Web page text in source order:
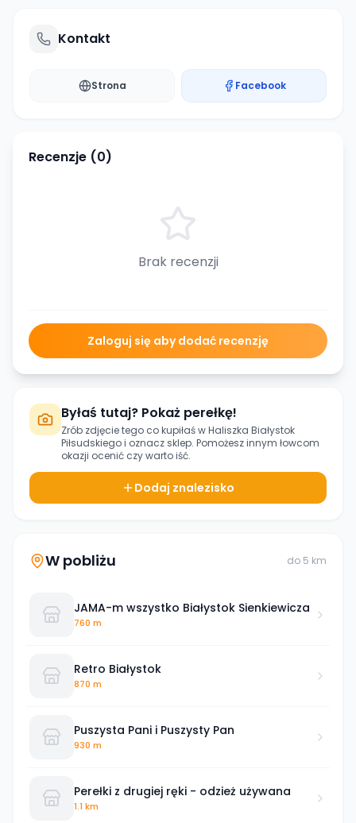
Kontakt
Strona Facebook
Recenzje (0)
Brak recenzji
Zaloguj się aby dodać recenzję
Byłaś tutaj? Pokaż perełkę!
Zrób zdjęcie tego co kupiłaś wHaliszka Białystok
Piłsudskiegoi oznacz sklep. Pomożesz innym łowcom
okazji ocenić czy warto iść.
Dodaj znalezisko
W pobliżu do 5 km
JAMA-m wszystko Białystok Sienkiewicza
760 m
Retro Białystok
870 m
Puszysta Pani i Puszysty Pan
930 m
Perełki z drugiej ręki - odzież używana
1.1 km